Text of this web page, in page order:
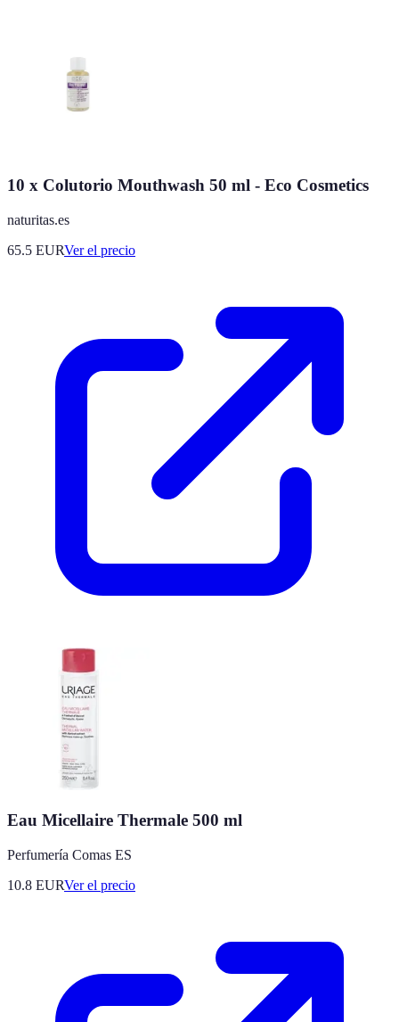
10 x Colutorio Mouthwash 50 ml - Eco Cosmetics
naturitas.es
65.5 EURVer el precio
Eau Micellaire Thermale 500 ml
Perfumería Comas ES
10.8 EURVer el precio